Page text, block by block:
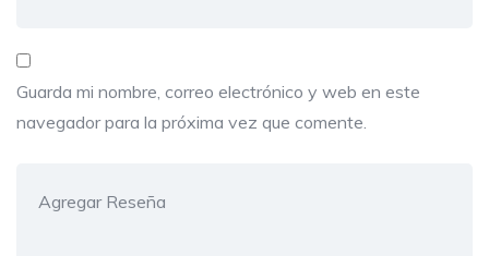
Guarda mi nombre, correo electrónico y web en este
navegador para la próxima vez que comente.